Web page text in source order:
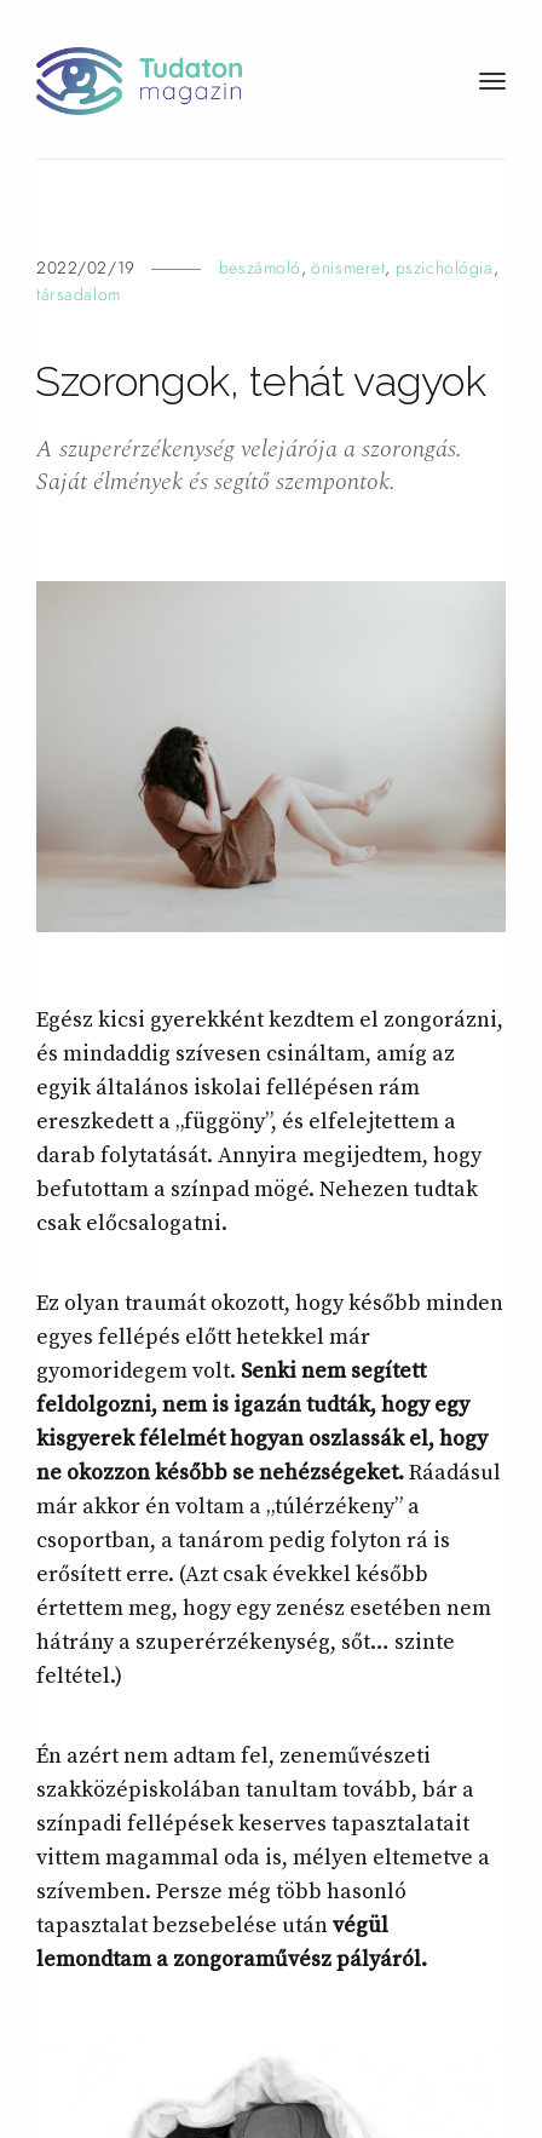
t
2022/02/19 beszámoló,önismeret, pszichológia,
társadalom
Szorongok, tehát vagyok
A szuperérzékenység velejárója a szorongás.
Saját élmények és segítő szempontok.
Egész kicsi gyerekként kezdtem el zongorázni,
és mindaddig szívesen csináltam, amíg az
egyik általános iskolai fellépésen rám
ereszkedett a „függöny”, és elfelejtettem a
darab folytatását. Annyira megijedtem, hogy
befutottam a színpad mögé. Nehezen tudtak
csak előcsalogatni.
Ez olyan traumát okozott, hogy később minden
egyes fellépés előtt hetekkel már
gyomoridegem volt. Senki nem segített
feldolgozni, nem is igazán tudták, hogy egy
kisgyerek félelmét hogyan oszlassák el, hogy
ne okozzon később se nehézségeket.Ráadásul
már akkor én voltam a „túlérzékeny” a
csoportban, a tanárom pedig folyton rá is
erősített erre. (Azt csak évekkel később
értettem meg, hogy egy zenész esetében nem
hátrány a szuperérzékenység, sőt… szinte
feltétel.)
Én azért nem adtam fel, zeneművészeti
szakközépiskolában tanultam tovább, bár a
színpadi fellépések keserves tapasztalatait
vittem magammal oda is, mélyen eltemetve a
szívemben. Persze még több hasonló
tapasztalat bezsebelése utánvégül
lemondtam a zongoraművész pályáról.